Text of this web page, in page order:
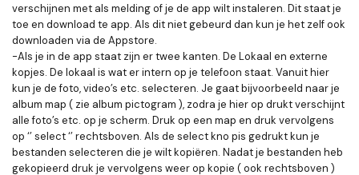
verschijnen met als melding of je de app wilt instaleren. Dit staat je
toe en download te app. Als dit niet gebeurd dan kun je het zelf ook
downloaden via de Appstore.
-Als je in de app staat zijn er twee kanten. De Lokaal en externe
kopjes. De lokaal is wat er intern op je telefoon staat. Vanuit hier
kun je de foto, video’s etc. selecteren. Je gaat bijvoorbeeld naar je
album map ( zie album pictogram ), zodra je hier op drukt verschijnt
alle foto’s etc. op je scherm. Druk op een map en druk vervolgens
op ‘’ select ‘’ rechtsboven. Als de select kno pis gedrukt kun je
bestanden selecteren die je wilt kopiëren. Nadat je bestanden heb
gekopieerd druk je vervolgens weer op kopie ( ook rechtsboven )